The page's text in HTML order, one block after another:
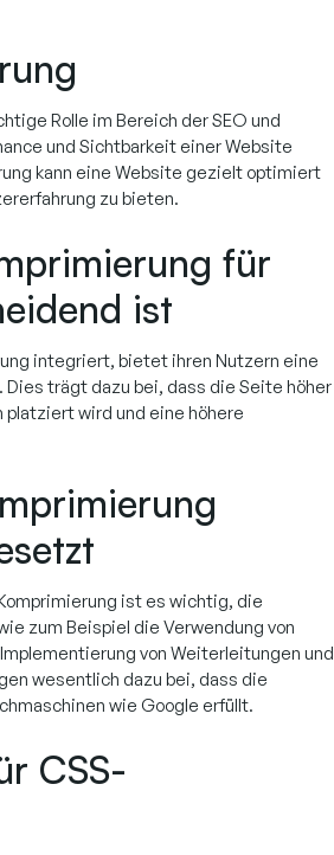
Rolle im Bereich der SEO und
und Sichtbarkeit einer Website
kann eine Website gezielt optimiert
zu bieten.
für
ist
integriert, bietet ihren Nutzern eine
trägt dazu bei, dass die Seite höher
wird und eine höhere
ist es wichtig, die
zum Beispiel die Verwendung von
von Weiterleitungen und
wesentlich dazu bei, dass die
wie Google erfüllt.
CSS-